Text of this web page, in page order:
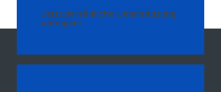
Jetzt persönliche Unterstützung
anfragen: